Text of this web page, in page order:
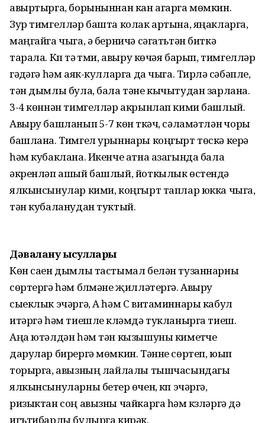
авыртырга, борыныннан кан агарга мөмкин.
Зур тимгелләр башта колак артына, яңакларга,
маңгайга чыга, ә берничә сәгатьтән биткә
тарала. Күп тә үтми, авыру көчәя барып, тимгелләр
гәүдәгә һәм аяк-кулларга да чыга. Тирләү сәбәпле,
тән дымлы була, бала тәне кычытудан зарлана.
3-4 көннән тимгелләр акрынлап кими башлый.
Авыру башланып 5-7 көн үткәч, сәламәтләнү чоры
башлана. Тимгел урыннары коңгырт төскә керә
һәм кубаклана. Икенче атна азагында бала
әкренләп ашый башлый, йоткылык өстендә
ялкынсынулар кими, коңгырт таплар юкка чыга,
тән кубаланудан туктый.
Дәвалану ысуллары
Көн саен дымлы тастымал белән тузаннарны
сөртергә һәм бүлмәне җилләтергә. Авыру
сыеклык эчәргә, А һәм С витаминнары кабул
итәргә һәм тиешле күләмдә тукланырга тиеш.
Аңа ютәлдән һәм тән кызышуны киметүче
дарулар бирергә мөмкин. Тәнне сөртеп, юып
торырга, авызның лайлалы тышчасындагы
ялкынсынуларны бетерү өчен, күп эчәргә,
ризыктан соң авызны чайкарга һәм күзләргә дә
игътибарлы булырга кирәк.